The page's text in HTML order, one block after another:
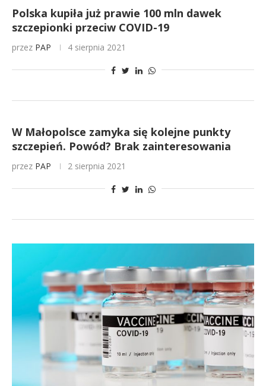
Polska kupiła już prawie 100 mln dawek
szczepionki przeciw COVID-19
przez PAP 4 sierpnia 2021
W Małopolsce zamyka się kolejne punkty
szczepień. Powód? Brak zainteresowania
przez PAP 2 sierpnia 2021